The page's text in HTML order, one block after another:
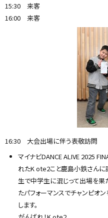
15:30 来客
16:00 来客
16:30 大会出場に伴う表敬訪問
マイナビDANCE ALIVE 2025
れたK ote2こと鹿島小鉄さんに
生で中学生に混じって出場を果
たパフォーマンスでチャンピオ
します。